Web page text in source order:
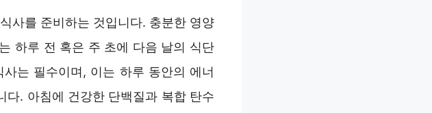
사를 준비하는 것입니다. 충분한 영양
하루 전 혹은 주 초에 다음 날의 식단
는 필수이며, 이는 하루 동안의 에너
. 아침에 건강한 단백질과 복합 탄수